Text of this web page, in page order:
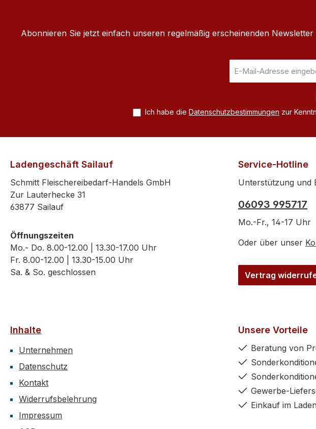
Abonnieren Sie jetzt einfach unseren regelmäßig erscheinenden
Mail-
Ich habe die Datenschutzbestimmungen zur
Service-Hotline
Unterstützung und
06093 995717
Mo.-Fr., 14-17 Uhr
Oder über unser
Vertrag
Ladengeschäft Sailauf
Schmitt Fleischereibedarf-Handels GmbH
Zur Lauterhecke 31
63877 Sailauf
Öffnungszeiten
Mo.- Do. 8.00-12.00 | 13.30-17.00 Uhr
Fr. 8.00-12.00 | 13.30-15.00 Uhr
Sa. & So. geschlossen
Inhalte
Unternehmen
Datenschutz
Kontakt
Widerrufsbelehrung
Impressum
Unsere Vorteile
Beratung von
Gewerbe-
Einkauf im